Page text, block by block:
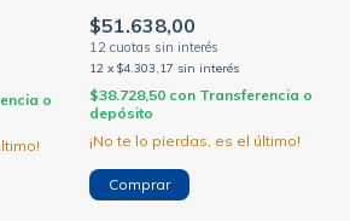
o
$51.638,00
12 x $4.303,17 sin interés
$38.728,50 con Transferencia o
depósito
¡No te lo pierdas, es el último!